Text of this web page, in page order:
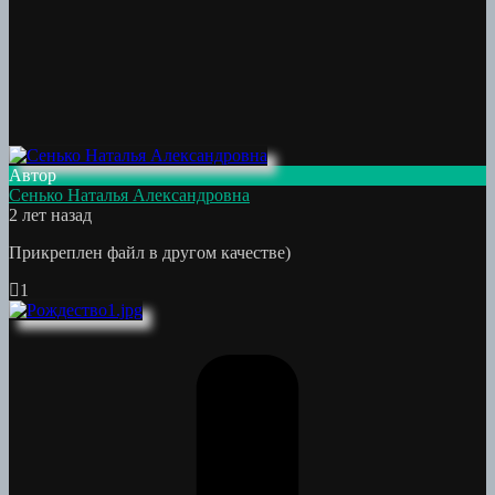
Автор
Сенько Наталья Александровна
2 лет назад
Прикреплен файл в другом качестве)
1